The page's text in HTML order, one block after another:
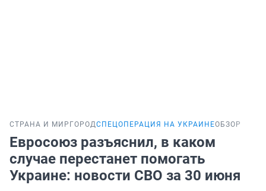
СТРАНА И МИР ГОРОДСПЕЦОПЕРАЦИЯ НА УКРАИНЕОБЗОР
Евросоюз разъяснил, в каком
случае перестанет помогать
Украине: новости СВО за 30 июня